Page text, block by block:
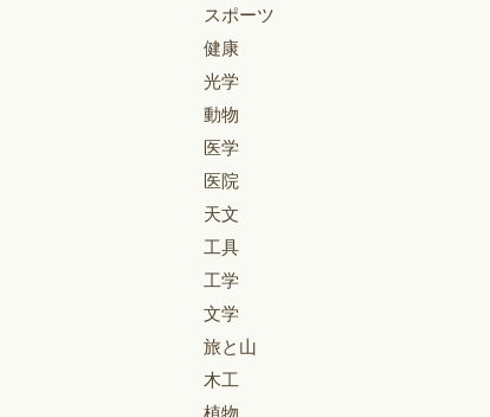
スポーツ
健康
光学
動物
医学
医院
天文
工具
工学
文学
旅と山
木工
植物